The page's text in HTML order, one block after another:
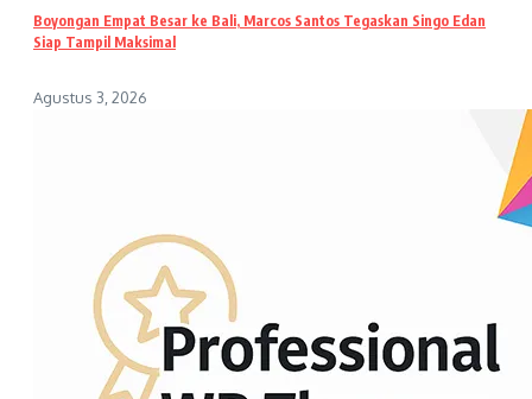
Boyongan Empat Besar ke Bali, Marcos Santos Tegaskan Singo Edan
Siap Tampil Maksimal
Agustus 3, 2026